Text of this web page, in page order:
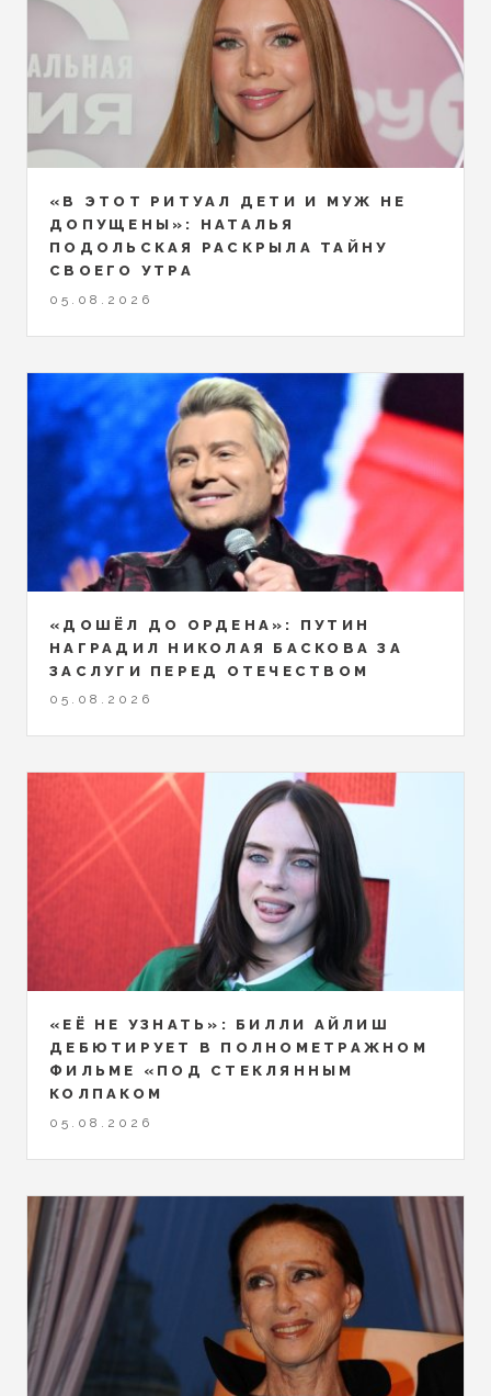
«В ЭТОТ РИТУАЛ ДЕТИ И МУЖ НЕ
ДОПУЩЕНЫ»: НАТАЛЬЯ
ПОДОЛЬСКАЯ РАСКРЫЛА ТАЙНУ
СВОЕГО УТРА
05.08.2026
«ДОШЁЛ ДО ОРДЕНА»: ПУТИН
НАГРАДИЛ НИКОЛАЯ БАСКОВА ЗА
ЗАСЛУГИ ПЕРЕД ОТЕЧЕСТВОМ
05.08.2026
«ЕЁ НЕ УЗНАТЬ»: БИЛЛИ АЙЛИШ
ДЕБЮТИРУЕТ В ПОЛНОМЕТРАЖНОМ
ФИЛЬМЕ «ПОД СТЕКЛЯННЫМ
КОЛПАКОМ
05.08.2026